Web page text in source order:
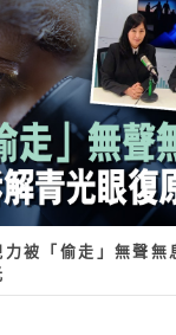
力被「偷走」無聲